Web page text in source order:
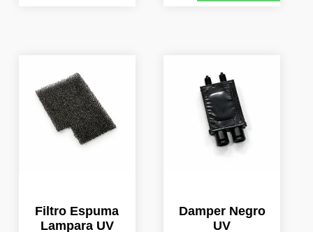
Filtro Espuma
Lampara UV
Damper Negro
UV